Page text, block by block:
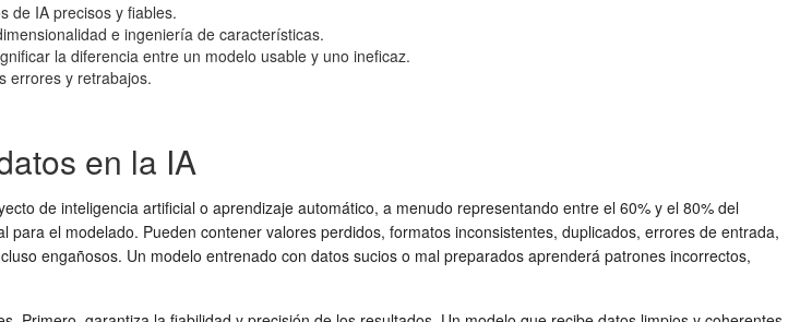
de IA precisos y fiables.
e ingeniería de características.
la diferencia entre un modelo usable y uno ineficaz.
errores y retrabajos.
en la IA
de inteligencia artificial o aprendizaje automático, a menudo representando entre el 60% y el 80% del
el modelado. Pueden contener valores perdidos, formatos inconsistentes, duplicados, errores de entrada,
engañosos. Un modelo entrenado con datos sucios o mal preparados aprenderá patrones incorrectos,